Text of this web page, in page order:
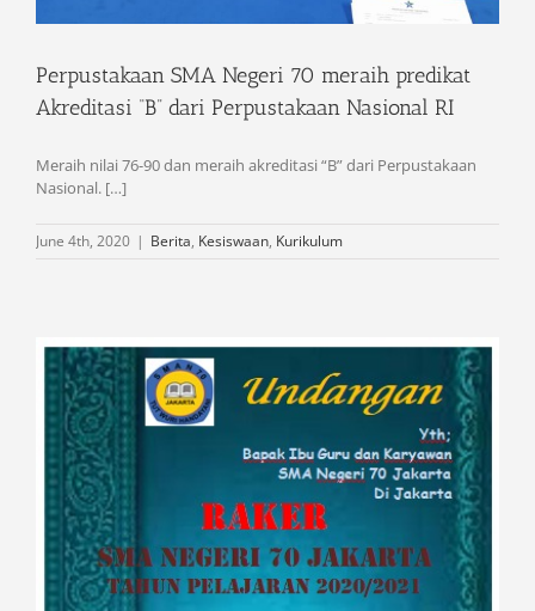
Perpustakaan SMA Negeri 70 meraih predikat
Akreditasi “B” dari Perpustakaan Nasional RI
Meraih nilai 76-90 dan meraih akreditasi “B” dari Perpustakaan
Nasional. […]
June 4th, 2020 | Berita, Kesiswaan, Kurikulum